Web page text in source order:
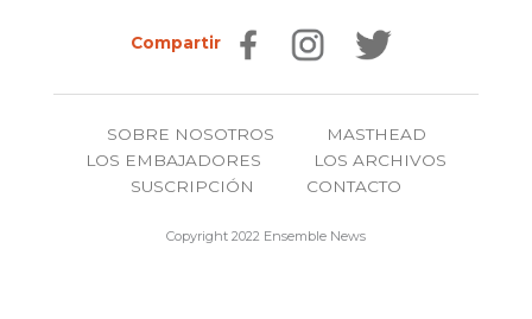
Compartir
SOBRE NOSOTROS
MASTHEAD
LOS EMBAJADORES
LOS ARCHIVOS
SUSCRIPCIÓN
CONTACTO
Copyright 2022 Ensemble News